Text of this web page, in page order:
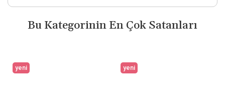
Bu Kategorinin En Çok Satanları
yeni yeni